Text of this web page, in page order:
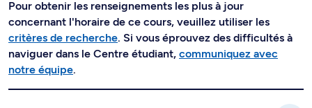
Pour obtenir les renseignements les plus à jour
concernant l'horaire de ce cours, veuillez utiliser les
critères de recherche. Si vous éprouvez des difficultés à
naviguer dans le Centre étudiant, communiquez avec
notre équipe.